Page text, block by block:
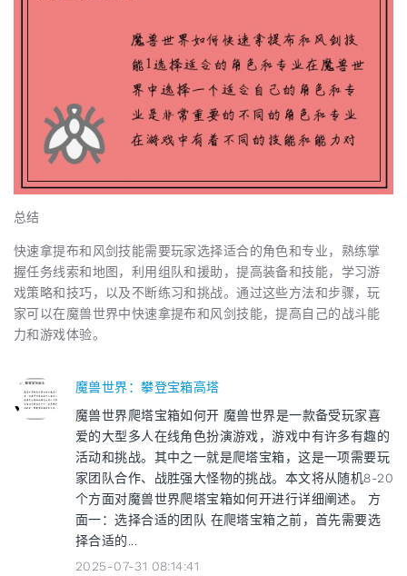
总结
快速拿提布和风剑技能需要玩家选择适合的角色和专业，熟练掌
握任务线索和地图，利用组队和援助，提高装备和技能，学习游
戏策略和技巧，以及不断练习和挑战。通过这些方法和步骤，玩
家可以在魔兽世界中快速拿提布和风剑技能，提高自己的战斗能
力和游戏体验。
魔兽世界：攀登宝箱高塔
魔兽世界爬塔宝箱如何开 魔兽世界是一款备受玩家喜
爱的大型多人在线角色扮演游戏，游戏中有许多有趣的
活动和挑战。其中之一就是爬塔宝箱，这是一项需要玩
家团队合作、战胜强大怪物的挑战。本文将从随机8-20
个方面对魔兽世界爬塔宝箱如何开进行详细阐述。 方
面一：选择合适的团队 在爬塔宝箱之前，首先需要选
择合适的...
2025-07-31 08:14:41